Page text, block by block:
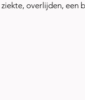
overlijden, een